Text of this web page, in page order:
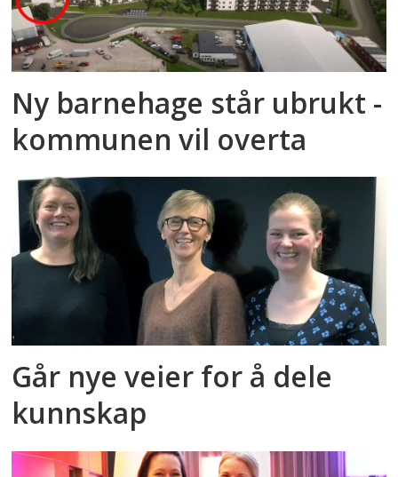
Ny barnehage står ubrukt -
kommunen vil overta
Går nye veier for å dele
kunnskap